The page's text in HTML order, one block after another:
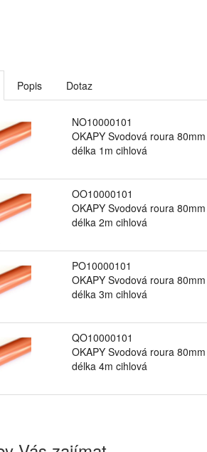
Popis Dotaz
NO10000101
OKAPY Svodová roura 80mm
délka 1m cihlová
OO10000101
OKAPY Svodová roura 80mm
délka 2m cihlová
PO10000101
OKAPY Svodová roura 80mm
délka 3m cihlová
QO10000101
OKAPY Svodová roura 80mm
délka 4m cihlová